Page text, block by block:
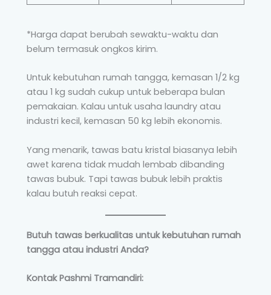
*Harga dapat berubah sewaktu-waktu dan
belum termasuk ongkos kirim.
Untuk kebutuhan rumah tangga, kemasan 1/2 kg
atau 1 kg sudah cukup untuk beberapa bulan
pemakaian. Kalau untuk usaha laundry atau
industri kecil, kemasan 50 kg lebih ekonomis.
Yang menarik, tawas batu kristal biasanya lebih
awet karena tidak mudah lembab dibanding
tawas bubuk. Tapi tawas bubuk lebih praktis
kalau butuh reaksi cepat.
Butuh tawas berkualitas untuk kebutuhan rumah
tangga atau industri Anda?
Kontak Pashmi Tramandiri: